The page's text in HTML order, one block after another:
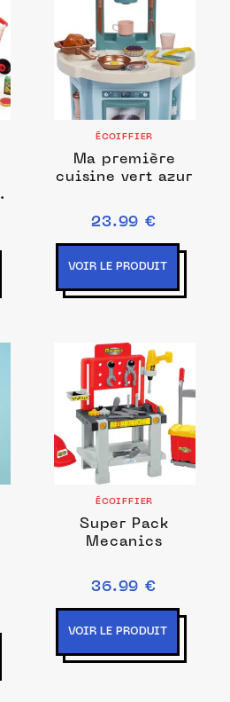
ÉCOIFFIER
Ma première
cuisine vert azur
23.99 €
VOIR LE PRODUIT
ÉCOIFFIER
Super Pack
Mecanics
36.99 €
VOIR LE PRODUIT